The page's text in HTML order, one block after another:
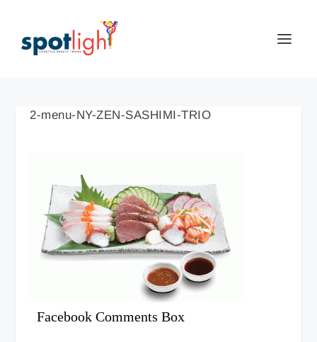
2-menu-NY-ZEN-SASHIMI-TRIO
Facebook Comments Box